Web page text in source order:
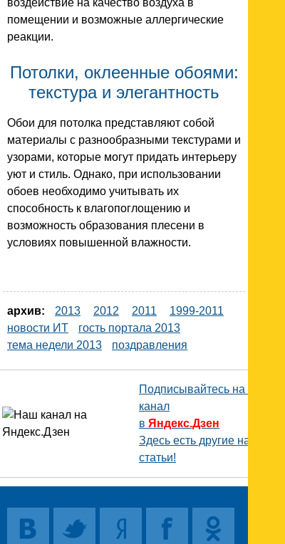
воздействие на качество воздуха в
помещении и возможные аллергические
реакции.
Потолки, оклеенные обоями:
текстура и элегантность
Обои для потолка представляют собой
материалы с разнообразными текстурами и
узорами, которые могут придать интерьеру
уют и стиль. Однако, при использовании
обоев необходимо учитывать их
способность к влагопоглощению и
возможность образования плесени в
условиях повышенной влажности.
архив: 2013 2012 2011
1999-2011
новости ИТ
гость портала 2013
тема недели 2013
поздравления
Подписывайтесь на наш
канал
в Яндекс.Дзен
Здесь есть другие наши
статьи!